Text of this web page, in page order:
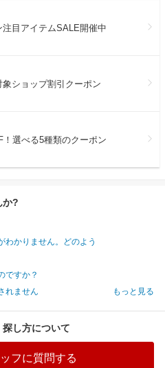
目アイテムSALE開催中
ショップ割引クーポン
！選べる5種類のクーポン
か?
わかりません。どのよう
ですか？
れません
もっと見る
し方について
フに質問する